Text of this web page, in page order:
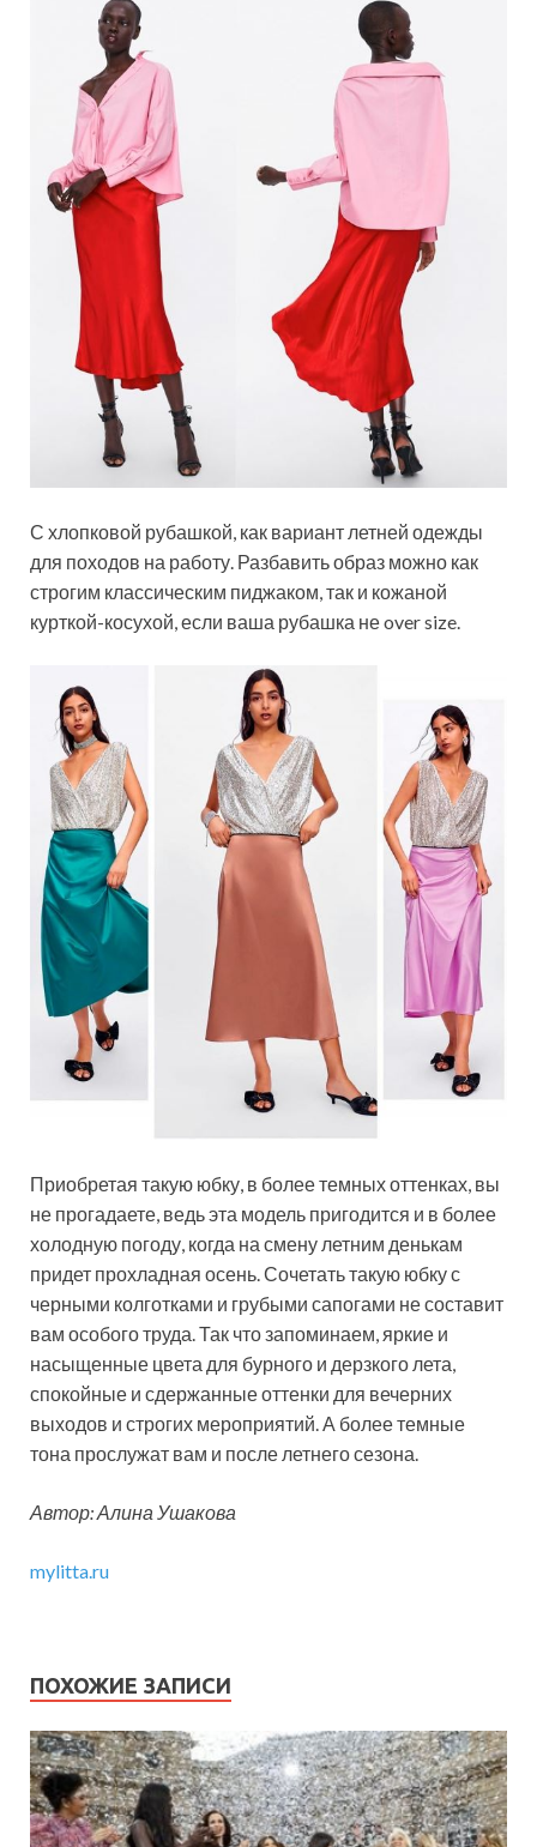
С хлопковой рубашкой, как вариант летней одежды
для походов на работу. Разбавить образ можно как
строгим классическим пиджаком, так и кожаной
курткой-косухой, если ваша рубашка не over size.
Приобретая такую юбку, в более темных оттенках, вы
не прогадаете, ведь эта модель пригодится и в более
холодную погоду, когда на смену летним денькам
придет прохладная осень. Сочетать такую юбку с
черными колготками и грубыми сапогами не составит
вам особого труда. Так что запоминаем, яркие и
насыщенные цвета для бурного и дерзкого лета,
спокойные и сдержанные оттенки для вечерних
выходов и строгих мероприятий. А более темные
тона прослужат вам и после летнего сезона.
Автор: Алина Ушакова
mylitta.ru
ПОХОЖИЕ ЗАПИСИ